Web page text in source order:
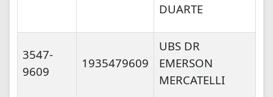
DUARTE
3547-
9609
1935479609
UBS DR
EMERSON
MERCATELLI